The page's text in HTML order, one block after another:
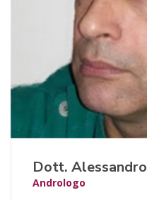
Dott.
Andrologo